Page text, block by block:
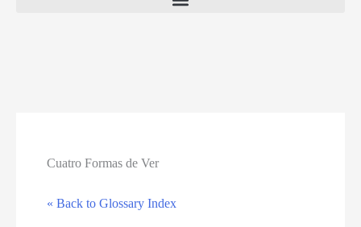
Cuatro Formas de Ver
« Back to Glossary Index